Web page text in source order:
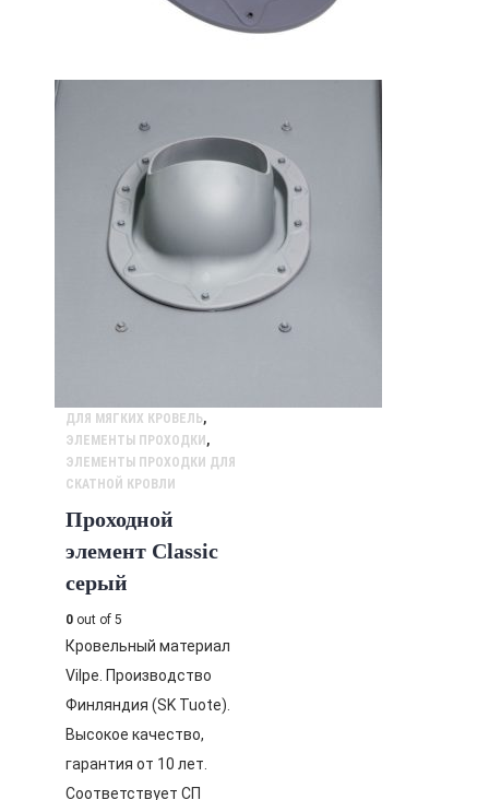
ДЛЯ МЯГКИХ КРОВЕЛЬ,
ЭЛЕМЕНТЫ ПРОХОДКИ ,
ЭЛЕМЕНТЫ ПРОХОДКИ ДЛЯ
СКАТНОЙ КРОВЛИ
Проходной
элемент Classic
серый
0 out of 5
Кровельный материал
Vilpe. Производство
Финляндия (SK Tuote).
Высокое качество,
гарантия от 10 лет.
Соответствует СП